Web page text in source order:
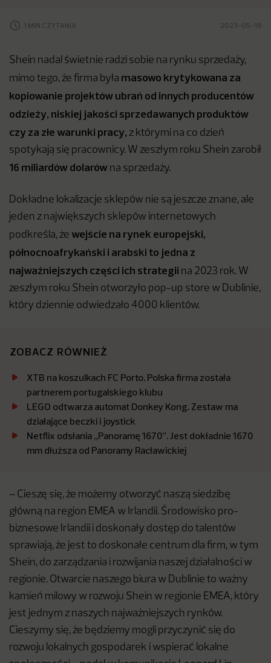
1 MIN CZYTANIA 2023-05-18
Shein nadal świetnie radzi sobie na rynku sprzedaży,
mimo tego, że firma była masowo krytykowana za
kopiowanie projektów ubrań od innych producentów
odzieży, niskiej jakości sprzedawanych produktów
czy za złe warunki pracy, z którymi na co dzień
spotykają się pracownicy. W zeszłym roku Shein zarobił
16 miliardów dolarów na sprzedaży.
Dokładne lokalizacje sklepów nie są jeszcze znane, ale
jeden z największych sklepów internetowych
podkreśla, że wejście na rynek europejski,
północnoafrykański i arabski to jedna z
najważniejszych części ich strategii na 2023 rok. W
zeszłym roku Shein otworzyło pop-up store w Dublinie,
który dziennie odwiedzało 4000 klientów.
ZOBACZ RÓWNIEŻ
XTB na koszulkach FC Porto. Polska firma została
partnerem portugalskiego klubu
LEGO odtwarza automat Donkey Kong. Zestaw ma
działające beczki i joystick
Netflix odsłania „Panoramę 1670”. Jest dokładnie 1670
mm dłuższa od Panoramy Racławickiej
– Cieszę się, że możemy otworzyć naszą siedzibę
główną na region EMEA w Irlandii. Środowisko pro-
biznesowe Irlandii i doskonały dostęp do talentów
sprawiają, że jest to doskonałe centrum dla firm, w tym
Shein, do zarządzania i rozwijania naszej działalności w
regionie. Otwarcie naszego biura w Dublinie to ważny
kamień milowy w rozwoju Shein w regionie EMEA, który
jest jednym z naszych najważniejszych rynków.
Cieszymy się, że będziemy mogli przyczynić się do
rozwoju lokalnych gospodarek i wspierać lokalne